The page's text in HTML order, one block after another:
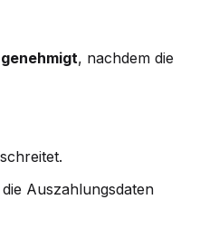
, nachdem die
Auszahlungsdaten